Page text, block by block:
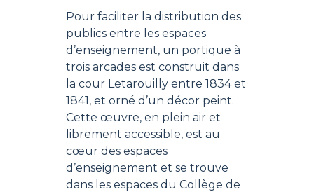
Pour faciliter la distribution des
publics entre les espaces
d’enseignement, un portique à
trois arcades est construit dans
la cour Letarouilly entre 1834 et
1841, et orné d’un décor peint.
Cette œuvre, en plein air et
librement accessible, est au
cœur des espaces
d’enseignement et se trouve
dans les espaces du Collège de